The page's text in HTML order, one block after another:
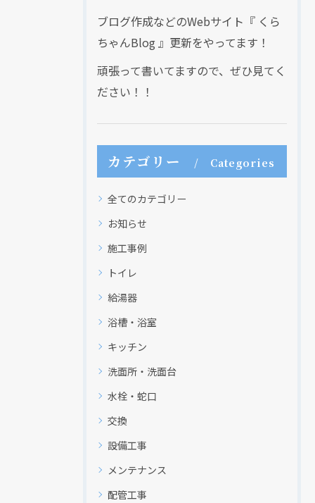
ブログ作成などのWebサイト『 くら
ちゃんBlog 』更新をやってます！
頑張って書いてますので、ぜひ見てく
ださい！！
カテゴリー Categories
全てのカテゴリー
お知らせ
施工事例
トイレ
給湯器
浴槽・浴室
キッチン
洗面所・洗面台
水栓・蛇口
交換
設備工事
メンテナンス
配管工事